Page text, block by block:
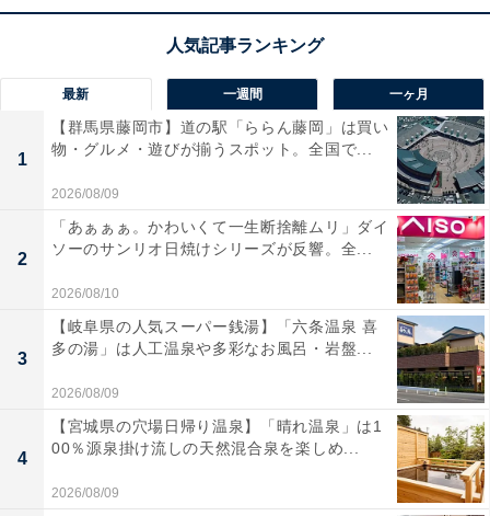
最新 一週間 一ヶ月
1
【群馬県藤岡市】道の駅「ららん藤岡」は買い
物・グルメ・遊びが揃うスポット。全国で...
2026/08/09
2
「あぁぁぁ。かわいくて一生断捨離ムリ」ダイ
ソーのサンリオ日焼けシリーズが反響。全...
2026/08/10
3
【岐阜県の人気スーパー銭湯】「六条温泉 喜
多の湯」は人工温泉や多彩なお風呂・岩盤...
2026/08/09
4
【宮城県の穴場日帰り温泉】「晴れ温泉」は1
00％源泉掛け流しの天然混合泉を楽しめ...
2026/08/09